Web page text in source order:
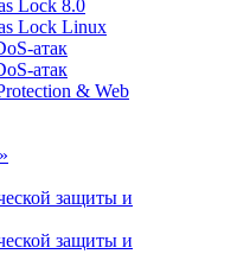
Lock 8.0
Lock Linux
атак
атак
& Web
защиты и
защиты и